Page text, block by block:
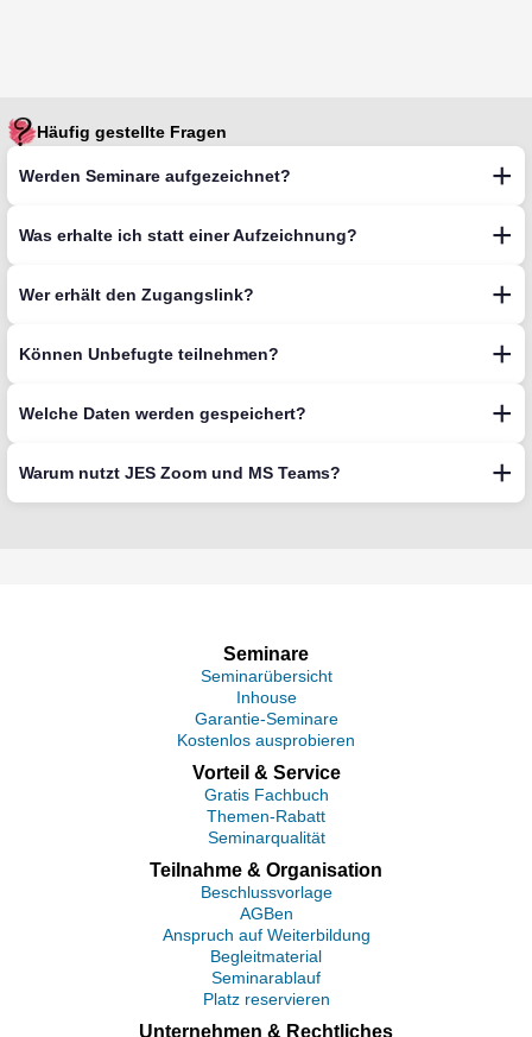
Häufig gestellte Fragen
Werden Seminare aufgezeichnet?
Was erhalte ich statt einer Aufzeichnung?
Wer erhält den Zugangslink?
Können Unbefugte teilnehmen?
Welche Daten werden gespeichert?
Warum nutzt JES Zoom und MS Teams?
Seminare
Seminarübersicht
Inhouse
Garantie-Seminare
Kostenlos ausprobieren
Vorteil & Service
Gratis Fachbuch
Themen-Rabatt
Seminarqualität
Teilnahme & Organisation
Beschlussvorlage
AGBen
Anspruch auf Weiterbildung
Begleitmaterial
Seminarablauf
Platz reservieren
Unternehmen & Rechtliches